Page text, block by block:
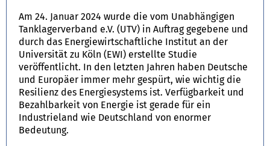
Am 24. Januar 2024 wurde die vom Unabhängigen
Tanklagerverband e.V. (UTV) in Auftrag gegebene und
durch das Energiewirtschaftliche Institut an der
Universität zu Köln (EWI) erstellte Studie
veröffentlicht. In den letzten Jahren haben Deutsche
und Europäer immer mehr gespürt, wie wichtig die
Resilienz des Energiesystems ist. Verfügbarkeit und
Bezahlbarkeit von Energie ist gerade für ein
Industrieland wie Deutschland von enormer
Bedeutung.